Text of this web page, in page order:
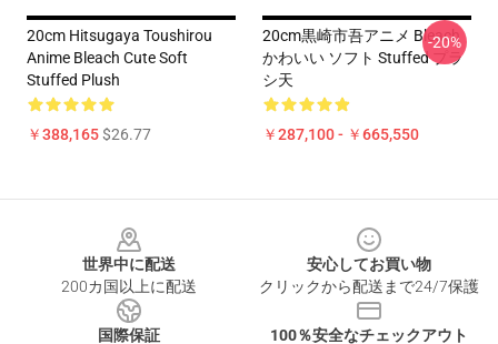
20cm Hitsugaya Toushirou
Anime Bleach Cute Soft
Stuffed Plush
￥388,165$26.77
20cm黒崎市吾アニメ Bleach
かわいい ソフト Stuffed プラ
シ天
￥287,100 - ￥665,550
-20%
世界中に配送
200カ国以上に配送
安心してお買い物
クリックから配送まで24/7保護
国際保証
100％安全なチェックアウト